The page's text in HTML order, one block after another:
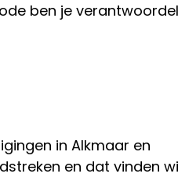
ben je
in Alkmaar en
en dat vinden